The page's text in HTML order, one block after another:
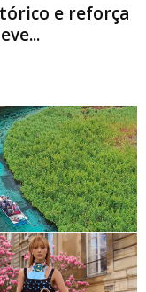
e reforça